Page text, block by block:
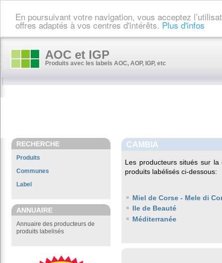
En poursuivant votre navigation, vous acceptez
offres adaptés à vos centres d'intérêts. Plus d'infos
AOC et IGP
Produits avec les labels AOC, AOP, IGP, etc
RECHERCHE
Produits
Communes
Label
ANNUAIRE
Annuaire des producteurs de
produits labelisés
CAMBIA
Les producteurs situés sur
produits labélisés ci-dessous:
Miel de Corse - Mele di
Ile de Beauté
Méditerranée